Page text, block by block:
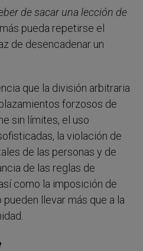
de sacar una lección de
pueda repetirse el
de desencadenar un
que la división arbitraria
forzosos de
sin límites, el uso
la violación de
de las personas y de
de las reglas de
como la imposición de
llevar más que a la